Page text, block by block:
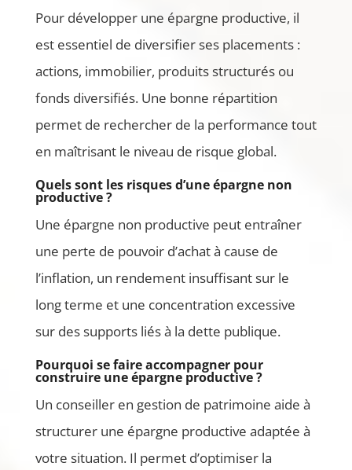
Pour développer une épargne productive, il
est essentiel de diversifier ses placements :
actions, immobilier, produits structurés ou
fonds diversifiés. Une bonne répartition
permet de rechercher de la performance tout
en maîtrisant le niveau de risque global.
Quels sont les risques d’une épargne non
productive ?
Une épargne non productive peut entraîner
une perte de pouvoir d’achat à cause de
l’inflation, un rendement insuffisant sur le
long terme et une concentration excessive
sur des supports liés à la dette publique.
Pourquoi se faire accompagner pour
construire une épargne productive ?
Un conseiller en gestion de patrimoine aide à
structurer une épargne productive adaptée à
votre situation. Il permet d’optimiser la